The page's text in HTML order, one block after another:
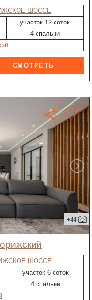
ШОССЕ
участок 12 соток
4 спальни
+44
ШОССЕ
участок 6 соток
4 спальни